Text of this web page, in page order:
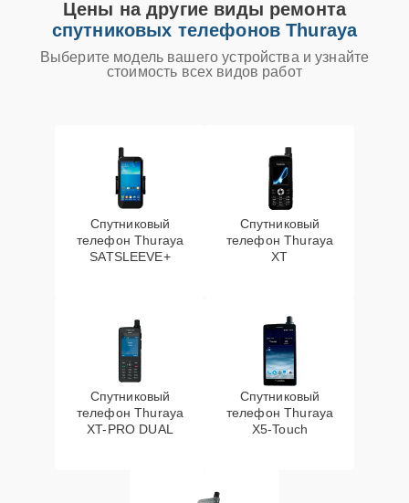
Цены на другие виды ремонта
спутниковых телефонов Thuraya
Выберите модель вашего устройства и узнайте
стоимость всех видов работ
Спутниковый
телефон Thuraya
SATSLEEVE+
Спутниковый
телефон Thuraya
XT
Спутниковый
телефон Thuraya
XT-PRO DUAL
Спутниковый
телефон Thuraya
X5-Touch